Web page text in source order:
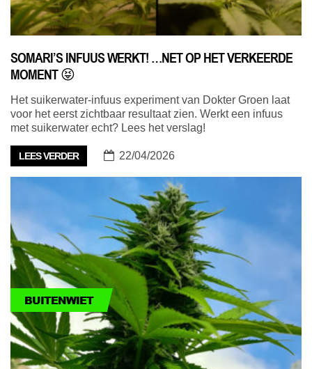
SOMARI’S INFUUS WERKT! …NET OP HET VERKEERDE
MOMENT 😝
Het suikerwater-infuus experiment van Dokter Groen laat
voor het eerst zichtbaar resultaat zien. Werkt een infuus
met suikerwater echt? Lees het verslag!
LEES VERDER 22/04/2026
BUITENWIET